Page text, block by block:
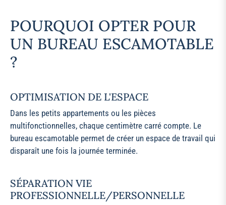
POURQUOI OPTER POUR
UN BUREAU ESCAMOTABLE
?
OPTIMISATION DE L'ESPACE
Dans les petits appartements ou les pièces
multifonctionnelles, chaque centimètre carré compte. Le
bureau escamotable permet de créer un espace de travail qui
disparaît une fois la journée terminée.
SÉPARATION VIE
PROFESSIONNELLE/PERSONNELLE